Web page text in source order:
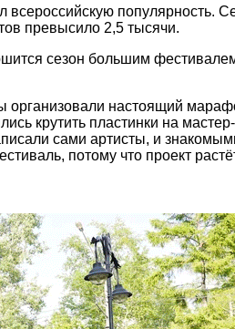
популярность.
превысило 2,5 тысячи.
сезон большим
организовали настоящий
крутить пластинки на
сами артисты, и
потому что проект